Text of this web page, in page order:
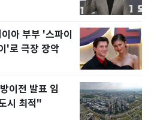
아 부부 '스파이
'로 극장 장악
이전 발표 임
시 최적"